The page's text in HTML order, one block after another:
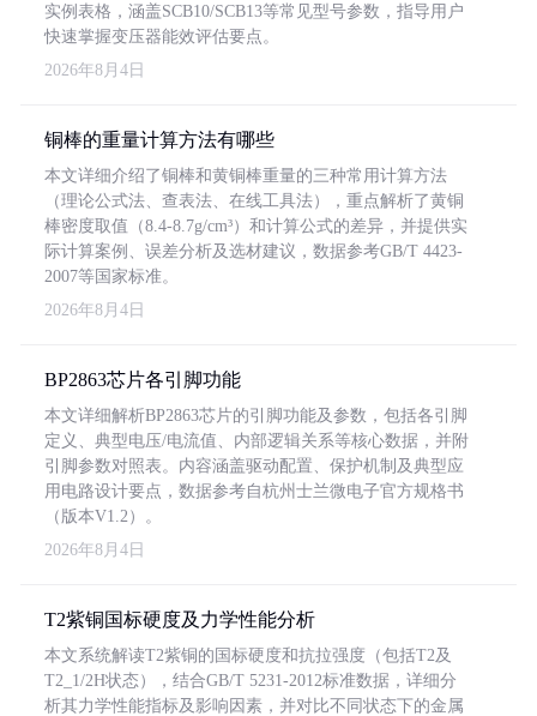
实例表格，涵盖SCB10/SCB13等常见型号参数，指导用户
快速掌握变压器能效评估要点。
2026年8月4日
铜棒的重量计算方法有哪些
本文详细介绍了铜棒和黄铜棒重量的三种常用计算方法
（理论公式法、查表法、在线工具法），重点解析了黄铜
棒密度取值（8.4-8.7g/cm³）和计算公式的差异，并提供实
际计算案例、误差分析及选材建议，数据参考GB/T 4423-
2007等国家标准。
2026年8月4日
BP2863芯片各引脚功能
本文详细解析BP2863芯片的引脚功能及参数，包括各引脚
定义、典型电压/电流值、内部逻辑关系等核心数据，并附
引脚参数对照表。内容涵盖驱动配置、保护机制及典型应
用电路设计要点，数据参考自杭州士兰微电子官方规格书
（版本V1.2）。
2026年8月4日
T2紫铜国标硬度及力学性能分析
本文系统解读T2紫铜的国标硬度和抗拉强度（包括T2及
T2_1/2H状态），结合GB/T 5231-2012标准数据，详细分
析其力学性能指标及影响因素，并对比不同状态下的金属